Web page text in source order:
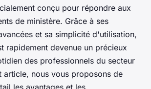
conçu pour répondre aux
de ministère. Grâce à ses
et sa simplicité d'utilisation,
rapidement devenue un précieux
des professionnels du secteur
article, nous vous proposons de
les avantages et les